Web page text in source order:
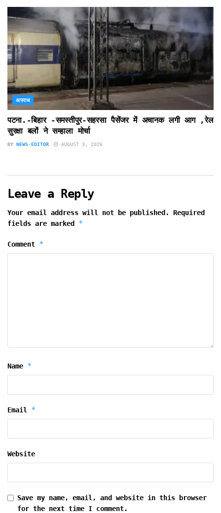
अपराध
पटना.-बिहार -समस्तीपुर-सहरसा पैसेंजर में अचानक लगी आग ,रेल
सुरक्षा बलों ने सम्हाला मोर्चा
BY NEWS-EDITOR AUGUST 3, 2026
Leave a Reply
Your email address will not be published.
Required
fields are marked *
Comment *
Name *
Email *
Website
Save my name, email, and website in this browser
for the next time I comment.